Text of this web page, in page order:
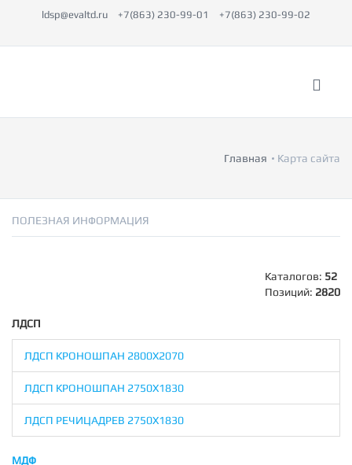
ldsp@evaltd.ru +7(863) 230-99-01 +7(863) 230-99-02
Главная Карта сайта
ПОЛЕЗНАЯ ИНФОРМАЦИЯ
Каталогов: 52
Позиций: 2820
ЛДСП
ЛДСП КРОНОШПАН 2800X2070
ЛДСП КРОНОШПАН 2750X1830
ЛДСП РЕЧИЦАДРЕВ 2750X1830
МДФ